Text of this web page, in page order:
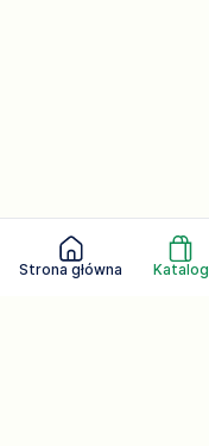
Strona główna Katalog